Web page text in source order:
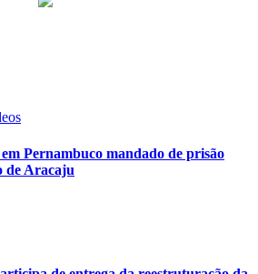
Pernambuco mandado de prisão
de Aracaju